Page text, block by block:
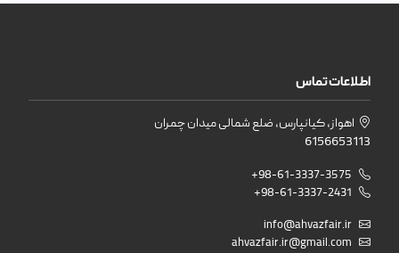
اطلاعات تماس
اهواز، کیانپارس، ضلع شمالی میدان چمران
6156653113
+98-61-3337-3575
+98-61-3337-2431
info@ahvazfair.ir
ahvazfair.ir@gmail.com